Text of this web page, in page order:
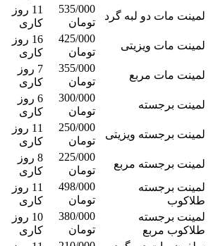
لمینت مات دو لبه گرد
535/000
تومان
11 روز
کاری
لمینت مات ویزیتی
425/000
تومان
16 روز
کاری
لمینت مات مربع
355/000
تومان
7 روز
کاری
لمینت برجسته
300/000
تومان
6 روز
کاری
لمینت برجسته ویزیتی
250/000
تومان
11 روز
کاری
لمینت برجسته مربع
225/000
تومان
8 روز
کاری
لمینت برجسته
طلاکوب
498/000
تومان
11 روز
کاری
لمینت برجسته
طلاکوب مربع
380/000
تومان
10 روز
کاری